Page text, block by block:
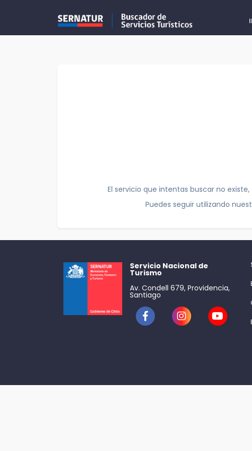
El servicio que intentas buscar no
Puedes seguir utilizando
Servicio Nacional de
Turismo
Av. Condell 679, Providencia,
Santiago